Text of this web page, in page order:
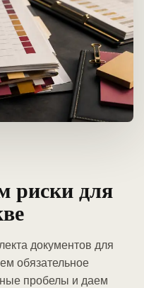
риски для
документов для
обязательное
пробелы и даем